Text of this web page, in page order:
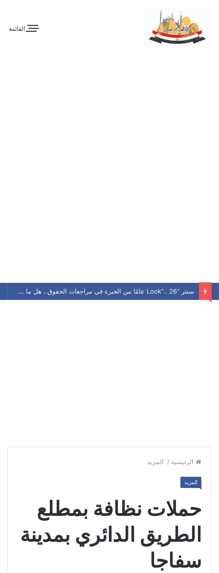
القائمة
سنتر “Look”.. 26 عامًا من الخبرة في مراجعات الحقوق.. هل ما زال يحافظ على مكانته بين الطلاب؟
الرئيسية / المزيد
المزيد
حملات نظافة بمطلع
الطريق الدائري بمدينة
سفاجا